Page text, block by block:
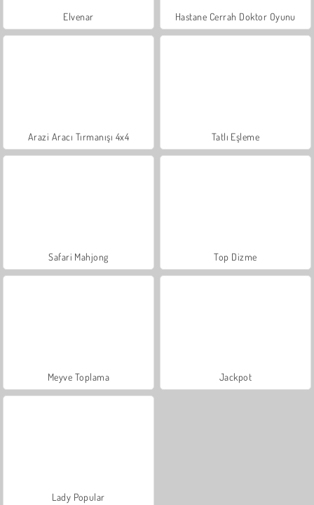
Elvenar Hastane Cerrah Doktor Oyunu
Arazi Aracı Tırmanışı 4x4 Tatlı Eşleme
Safari Mahjong Top Dizme
Meyve Toplama Jackpot
Lady Popular